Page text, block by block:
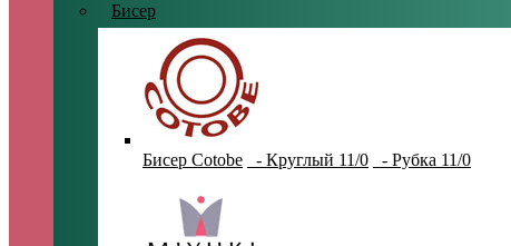
Бисер
Бисер Cotobe - Круглый 11/0 - Рубка 11/0